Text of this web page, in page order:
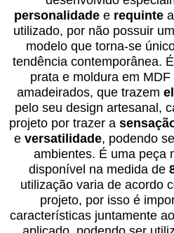
personalidadee requinte
utilizado, por não possuir
modelo que torna-se
tendência contemporânea.
prata e moldura em
amadeirados, que trazem
pelo seu design artesanal,
projeto por trazer a
e versatilidade, podendo
ambientes. É uma peça
disponível na medida de
utilização varia de acordo
projeto, por isso é
características juntamente